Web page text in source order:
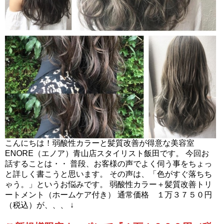
こんにちは！弱酸性カラーと髪質改善が得意な美容室
ENORE（エノア）青山店スタイリスト飯田です。 今回お
話することは・・ 普段、お客様の声でよく伺う事をちょっ
と詳しく書こうと思います。 その声は、「色がすぐ落ちち
ゃう。」というお悩みです。 弱酸性カラー＋髪質改善トリ
ートメント（ホームケア付き） 通常価格 １万３７５０円
（税込）が、、、
↓